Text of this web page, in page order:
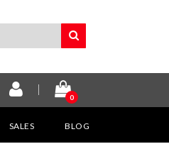
0
SALES BLOG